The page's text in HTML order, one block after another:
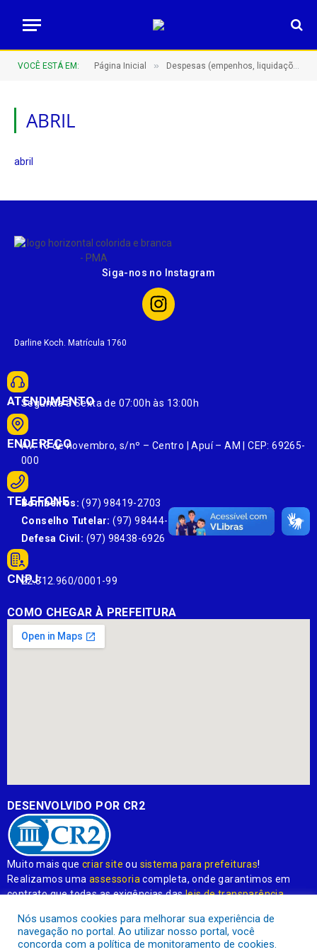
VOCÊ ESTÁ EM: Página Inicial » Despesas (empenhos, liquidações e pagamentos)
ABRIL
abril
Siga-nos no Instagram
Darline Koch. Matrícula 1760
ATENDIMENTO
Segunda à Sexta de 07:00h às 13:00h
ENDEREÇO
Av. 13 de novembro, s/nº – Centro | Apuí – AM | CEP: 69265-
000
TELEFONE
Bombeiros: (97) 98419-2703
Conselho Tutelar: (97) 98444-6303
Defesa Civil: (97) 98438-6926
CNPJ:
22.812.960/0001-99
COMO CHEGAR À PREFEITURA
DESENVOLVIDO POR CR2
Muito mais quecriar site ou sistema para prefeituras!
Realizamos umaassessoriacompleta, onde garantimos em
contrato que todas as exigências dasleis de transparência
Conheça oPNTP e oRadar da Transparência Pública
Nós usamos cookies para melhorar sua experiência de
navegação no portal. Ao utilizar nosso portal, você
concorda com a política de monitoramento de cookies.